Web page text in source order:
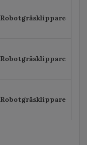
Robotgräsklippare
Robotgräsklippare
Robotgräsklippare